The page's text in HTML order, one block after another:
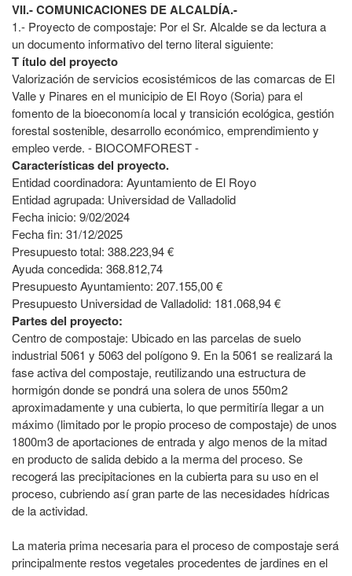
VII.- COMUNICACIONES DE ALCALDÍA.-
1.- Proyecto de compostaje: Por el Sr. Alcalde se da lectura a
un documento informativo del terno literal siguiente:
T ítulo del proyecto
Valorización de servicios ecosistémicos de las comarcas de El
Valle y Pinares en el municipio de El Royo (Soria) para el
fomento de la bioeconomía local y transición ecológica, gestión
forestal sostenible, desarrollo económico, emprendimiento y
empleo verde. - BIOCOMFOREST -
Características del proyecto.
Entidad coordinadora: Ayuntamiento de El Royo
Entidad agrupada: Universidad de Valladolid
Fecha inicio: 9/02/2024
Fecha fin: 31/12/2025
Presupuesto total: 388.223,94 €
Ayuda concedida: 368.812,74
Presupuesto Ayuntamiento: 207.155,00 €
Presupuesto Universidad de Valladolid: 181.068,94 €
Partes del proyecto:
Centro de compostaje: Ubicado en las parcelas de suelo
industrial 5061 y 5063 del polígono 9. En la 5061 se realizará la
fase activa del compostaje, reutilizando una estructura de
hormigón donde se pondrá una solera de unos 550m2
aproximadamente y una cubierta, lo que permitiría llegar a un
máximo (limitado por le propio proceso de compostaje) de unos
1800m3 de aportaciones de entrada y algo menos de la mitad
en producto de salida debido a la merma del proceso. Se
recogerá las precipitaciones en la cubierta para su uso en el
proceso, cubriendo así gran parte de las necesidades hídricas
de la actividad.
La materia prima necesaria para el proceso de compostaje será
principalmente restos vegetales procedentes de jardines en el